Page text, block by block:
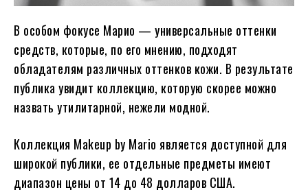
В особом фокусе Марио — универсальные оттенки
средств, которые, по его мнению, подходят
обладателям различных оттенков кожи. В результате
публика увидит коллекцию, которую скорее можно
назвать утилитарной, нежели модной.
Коллекция Makeup by Mario является доступной для
широкой публики, ее отдельные предметы имеют
диапазон цены от 14 до 48 долларов США.